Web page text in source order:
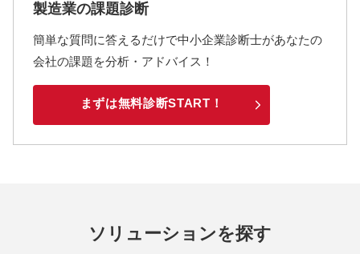
製造業の課題診断
簡単な質問に答えるだけで中小企業診断士があなたの
会社の課題を分析・アドバイス！
まずは無料診断START！
ソリューションを探す